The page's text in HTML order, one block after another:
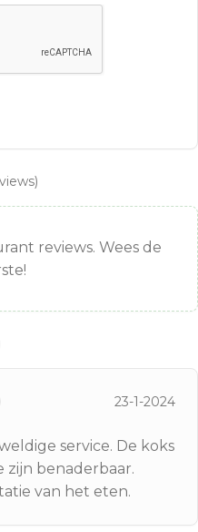
)
reviews. Wees de
23-1-2024
service. De koks
zijn benaderbaar.
van het eten.